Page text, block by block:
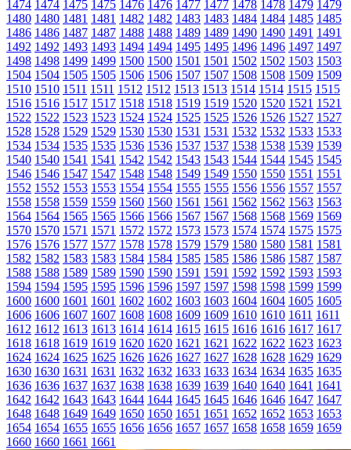
1474 1474 1475 1475 1476 1476 1477 1477 1478 1478 1479 1479
1480 1480 1481 1481 1482 1482 1483 1483 1484 1484 1485 1485
1486 1486 1487 1487 1488 1488 1489 1489 1490 1490 1491 1491
1492 1492 1493 1493 1494 1494 1495 1495 1496 1496 1497 1497
1498 1498 1499 1499 1500 1500 1501 1501 1502 1502 1503 1503
1504 1504 1505 1505 1506 1506 1507 1507 1508 1508 1509 1509
1510 1510 1511 1511 1512 1512 1513 1513 1514 1514 1515 1515
1516 1516 1517 1517 1518 1518 1519 1519 1520 1520 1521 1521
1522 1522 1523 1523 1524 1524 1525 1525 1526 1526 1527 1527
1528 1528 1529 1529 1530 1530 1531 1531 1532 1532 1533 1533
1534 1534 1535 1535 1536 1536 1537 1537 1538 1538 1539 1539
1540 1540 1541 1541 1542 1542 1543 1543 1544 1544 1545 1545
1546 1546 1547 1547 1548 1548 1549 1549 1550 1550 1551 1551
1552 1552 1553 1553 1554 1554 1555 1555 1556 1556 1557 1557
1558 1558 1559 1559 1560 1560 1561 1561 1562 1562 1563 1563
1564 1564 1565 1565 1566 1566 1567 1567 1568 1568 1569 1569
1570 1570 1571 1571 1572 1572 1573 1573 1574 1574 1575 1575
1576 1576 1577 1577 1578 1578 1579 1579 1580 1580 1581 1581
1582 1582 1583 1583 1584 1584 1585 1585 1586 1586 1587 1587
1588 1588 1589 1589 1590 1590 1591 1591 1592 1592 1593 1593
1594 1594 1595 1595 1596 1596 1597 1597 1598 1598 1599 1599
1600 1600 1601 1601 1602 1602 1603 1603 1604 1604 1605 1605
1606 1606 1607 1607 1608 1608 1609 1609 1610 1610 1611 1611
1612 1612 1613 1613 1614 1614 1615 1615 1616 1616 1617 1617
1618 1618 1619 1619 1620 1620 1621 1621 1622 1622 1623 1623
1624 1624 1625 1625 1626 1626 1627 1627 1628 1628 1629 1629
1630 1630 1631 1631 1632 1632 1633 1633 1634 1634 1635 1635
1636 1636 1637 1637 1638 1638 1639 1639 1640 1640 1641 1641
1642 1642 1643 1643 1644 1644 1645 1645 1646 1646 1647 1647
1648 1648 1649 1649 1650 1650 1651 1651 1652 1652 1653 1653
1654 1654 1655 1655 1656 1656 1657 1657 1658 1658 1659 1659
1660 1660 1661 1661